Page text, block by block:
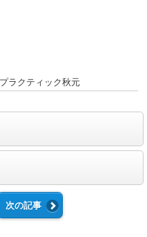
ラクティック秋元
次の記事